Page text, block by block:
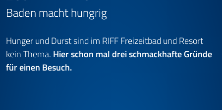
Baden macht hungrig
Hunger und Durst sind im RIFF Freizeitbad und Resort
kein Thema. Hier schon mal drei schmackhafte Gründe
für einen Besuch.